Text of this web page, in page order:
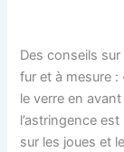
Des conseils
fur et à mesure
le verre en
l’astringence
sur les joues et